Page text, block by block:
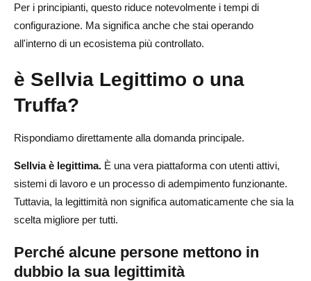
Per i principianti, questo riduce notevolmente i tempi di
configurazione. Ma significa anche che stai operando
all'interno di un ecosistema più controllato.
è Sellvia Legittimo o una
Truffa?
Rispondiamo direttamente alla domanda principale.
Sellvia è legittima. È una vera piattaforma con utenti attivi,
sistemi di lavoro e un processo di adempimento funzionante.
Tuttavia, la legittimità non significa automaticamente che sia la
scelta migliore per tutti.
Perché alcune persone mettono in
dubbio la sua legittimità